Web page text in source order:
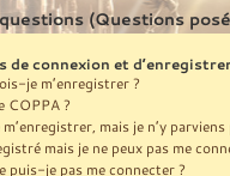
(Questions
de connexion et
je m’enregistrer ?
COPPA ?
mais je n’y parviens
mais je ne peux pas me
puis-je pas me connecter ?